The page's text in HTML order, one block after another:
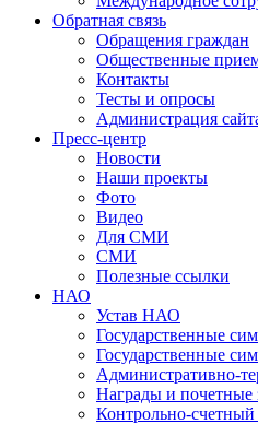
Обратная cвязь
Обращения граждан
Общественные
Контакты
Тесты и опросы
Администрация
Пресс-центр
Новости
Наши проекты
Фото
Видео
Для СМИ
СМИ
Полезные ссылки
НАО
Устав НАО
Государственные
Государственные
Административно-
Награды и
Контрольно-счетный